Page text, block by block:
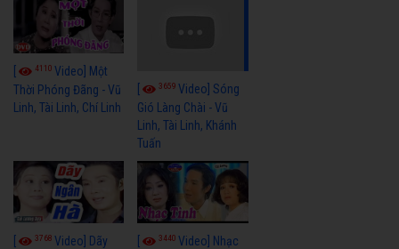
[ 4110 Video] Một
Thời Phóng Đãng - Vũ
Linh, Tài Linh, Chí Linh
[ 3659Video] Sóng
Gió Làng Chài - Vũ
Linh, Tài Linh, Khánh
Tuấn
[ 3768 Video] Dãy
[ 3440Video] Nhạc